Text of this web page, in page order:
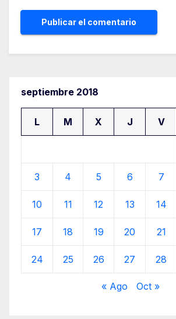
septiembre 2018
L M X J V
3 4 5 6 7
10 11 12 13 14
17 18 19 20 21
24 25 26 27 28
« Ago Oct »